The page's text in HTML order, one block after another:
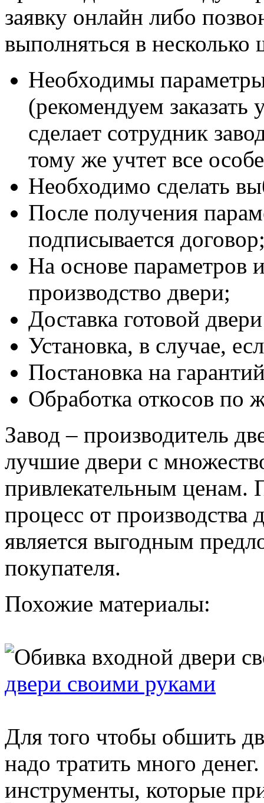
заявку онлайн либо
выполняться в несколько
Необходимы
(рекомендуем заказать
сделает сотрудник
тому же учтет все
Необходимо сделать
После получения
подписывается
На основе параметров
производство двери;
Доставка готовой
Установка, в случае,
Постановка на
Обработка откосов по
Завод – производитель
лучшие двери с
привлекательным ценам.
процесс от производства
является выгодным
покупателя.
Похожие материалы:
двери своими руками
Для того чтобы обшить
надо тратить много
инструменты, которые